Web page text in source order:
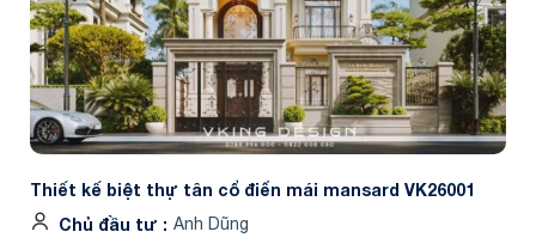
Thiết kế biệt thự tân cổ điển mái mansard VK26001
Chủ đầu tư
Anh Dũng